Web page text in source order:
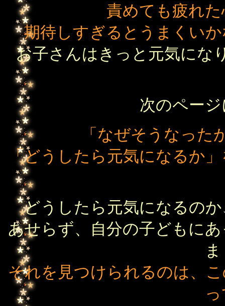
責めても疲れ
期待しすぎるとうまくい
お子さんはきっと元気にな
次のペー
「なぜそうなった
「どうしたら元気になるか
どうしたら元気になるの
あせらず、自分の子どもに
それを見つけられるのは、